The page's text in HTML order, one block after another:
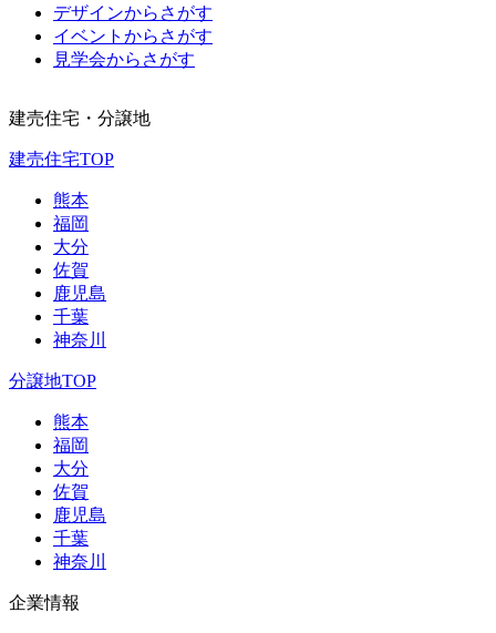
デザインからさがす
イベントからさがす
見学会からさがす
建売住宅・分譲地
建売住宅TOP
熊本
福岡
大分
佐賀
鹿児島
千葉
神奈川
分譲地TOP
熊本
福岡
大分
佐賀
鹿児島
千葉
神奈川
企業情報